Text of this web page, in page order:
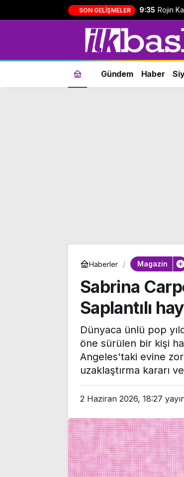
SON GELIŞMELER 9:35 Rojin
Gündem Haber
Haberler Magazin
Sabrina
Saplantılı
Dünyaca ünlü pop
öne sürülen bir kişi
Angeles'taki evine
uzaklaştırma kararı
2 Haziran 2026, 18:27
‘süreç
gerginliği:
yaşandı, ezilme
geçirdiler
Aziz
kişi
kararı